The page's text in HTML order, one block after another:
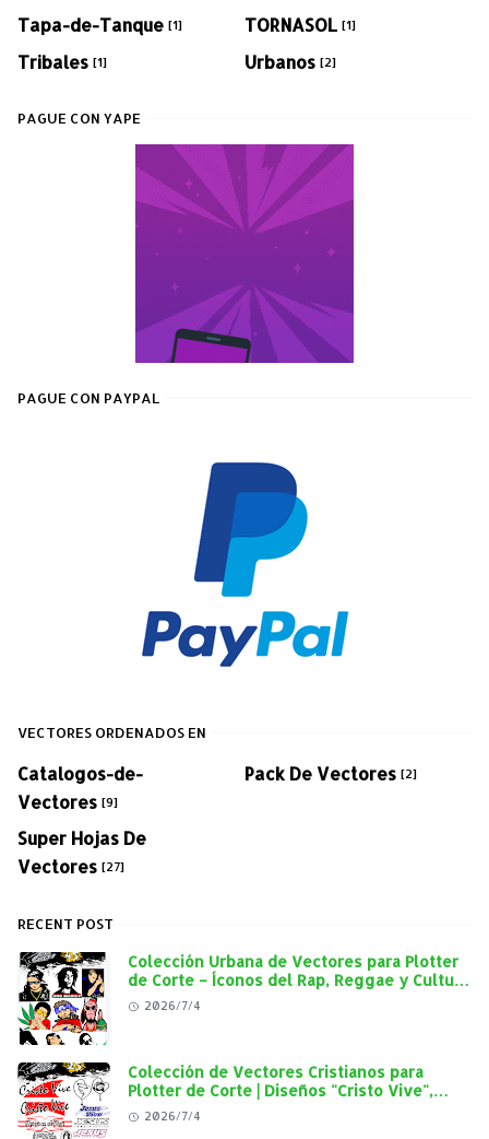
Tapa-de-Tanque [1] TORNASOL [1]
Tribales [1] Urbanos [2]
PAGUE CON YAPE
PAGUE CON PAYPAL
VECTORES ORDENADOS EN
Catalogos-de-
Vectores [9]
Pack De Vectores [2]
Super Hojas De
Vectores [27]
RECENT POST
Colección Urbana de Vectores para Plotter
de Corte – Íconos del Rap, Reggae y Cultura
Street en Alta Calidad
2026/7/4
Colección de Vectores Cristianos para
Plotter de Corte | Diseños "Cristo Vive",
"Jesús Vive" y Virgen de Guadalupe en Alta
Calidad
2026/7/4